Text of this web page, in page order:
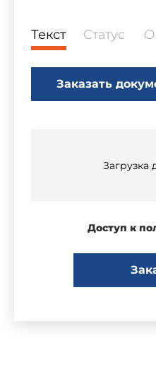
Текст Статус
Заказать
Загрузка
Доступ к